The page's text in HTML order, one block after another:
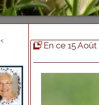
En ce 15 Août